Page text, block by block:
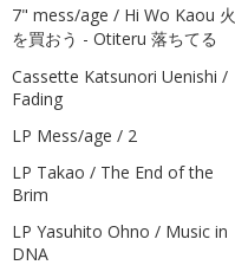
7" mess/age / Hi Wo Kaou 火
を買おう - Otiteru 落ちてる
Cassette Katsunori Uenishi /
Fading
LP Mess/age / 2
LP Takao / The End of the
Brim
LP Yasuhito Ohno / Music in
DNA